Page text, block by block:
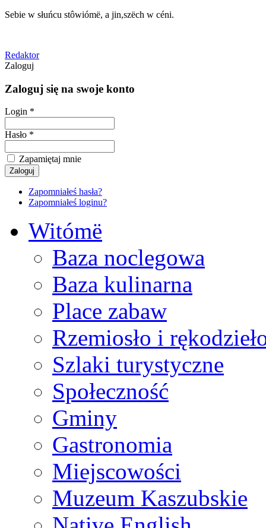
Sebie w słuńcu stôwiómë, a jin,szëch w céni.
Redaktor
Zaloguj
Zaloguj się na swoje konto
Login *
Hasło *
Zapamiętaj mnie
Zapomniałeś hasła?
Zapomniałeś loginu?
Witómë
Baza noclegowa
Baza kulinarna
Place zabaw
Rzemiosło i
Szlaki turystyczne
Społeczność
Gminy
Gastronomia
Miejscowości
Muzeum Kaszubskie